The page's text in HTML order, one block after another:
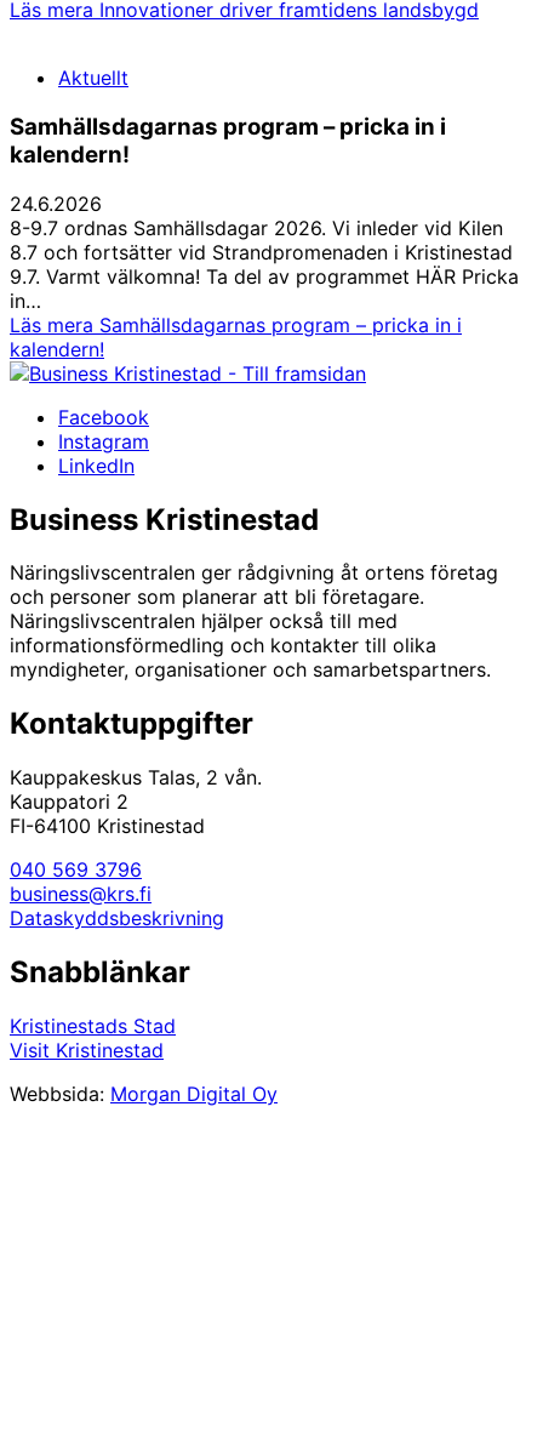
Läs mera Innovationer driver framtidens landsbygd
Aktuellt
Samhällsdagarnas program – pricka in i
kalendern!
24.6.2026
8-9.7 ordnas Samhällsdagar 2026. Vi inleder vid Kilen
8.7 och fortsätter vid Strandpromenaden i Kristinestad
9.7. Varmt välkomna! Ta del av programmet HÄR Pricka
in…
Läs mera Samhällsdagarnas program – pricka in i
kalendern!
Facebook
Instagram
LinkedIn
Business Kristinestad
Näringslivscentralen ger rådgivning åt ortens företag
och personer som planerar att bli företagare.
Näringslivscentralen hjälper också till med
informationsförmedling och kontakter till olika
myndigheter, organisationer och samarbetspartners.
Kontaktuppgifter
Kauppakeskus Talas, 2 vån.
Kauppatori 2
FI-64100 Kristinestad
040 569 3796
business@krs.fi
Dataskyddsbeskrivning
Snabblänkar
Kristinestads Stad
Visit Kristinestad
Webbsida: Morgan Digital Oy